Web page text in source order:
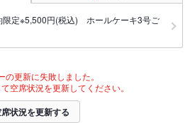
限定※5,500円(税込) ホールケーキ3号ご
の更新に失敗しました。
空席状況を更新してください。
状況を更新する